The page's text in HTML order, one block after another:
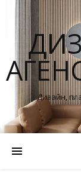
Дизайн,